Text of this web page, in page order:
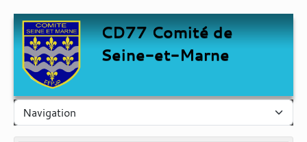
CD77 Comité de
Seine-et-Marne